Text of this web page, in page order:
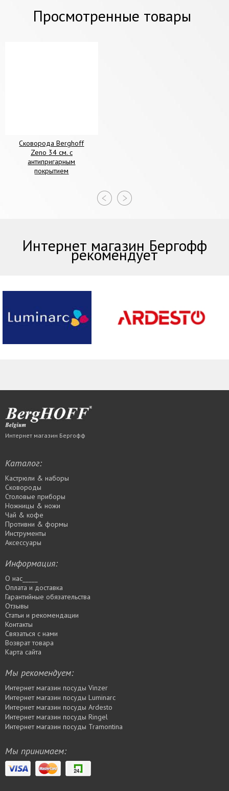
Просмотренные товары
Сковорода Berghoff
Zeno 34 см. с
антипригарным
покрытием
Интернет магазин Бергофф
рекомендует
Интернет магазин Бергофф
Каталог:
Кастрюли & наборы
Сковороды
Столовые приборы
Ножницы & ножи
Чай & кофе
Противни & формы
Инструменты
Аксессуары
Информация:
О нас_____
Оплата и доставка
Гарантийные обязательства
Отзывы
Статьи и рекомендации
Контакты
Связаться с нами
Возврат товара
Карта сайта
Мы рекомендуем:
Интернет магазин посуды Vinzer
Интернет магазин посуды Luminarc
Интернет магазин посуды Ardesto
Интернет магазин посуды Rіngel
Интернет магазин посуды Tramontina
Мы принимаем: